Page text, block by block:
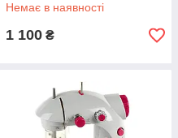
Немає в наявності
1 100 ₴